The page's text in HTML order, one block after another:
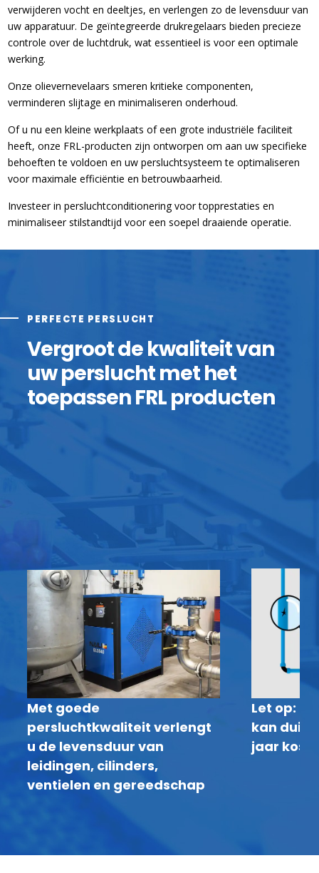
verwijderen vocht en deeltjes, en verlengen zo de levensduur van
uw apparatuur. De geïntegreerde drukregelaars bieden precieze
controle over de luchtdruk, wat essentieel is voor een optimale
werking.
Onze olievernevelaars smeren kritieke componenten,
verminderen slijtage en minimaliseren onderhoud.
Of u nu een kleine werkplaats of een grote industriële faciliteit
heeft, onze FRL-producten zijn ontworpen om aan uw specifieke
behoeften te voldoen en uw persluchtsysteem te optimaliseren
voor maximale efficiëntie en betrouwbaarheid.
Investeer in persluchtconditionering voor topprestaties en
minimaliseer stilstandtijd voor een soepel draaiende operatie.
PERFECTE PERSLUCHT
Vergroot de kwaliteit van
uw perslucht met het
toepassen FRL producten
Met goede
persluchtkwaliteit verlengt
u de levensduur van
leidingen, cilinders,
ventielen en gereedschap
Let op:
kan
jaar